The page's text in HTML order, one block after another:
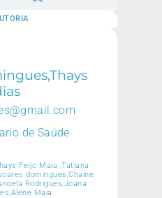
de Saúde
Feijo Maia ,Tatiana
domingues,Chaine
Rodrigues,Joana
Maia